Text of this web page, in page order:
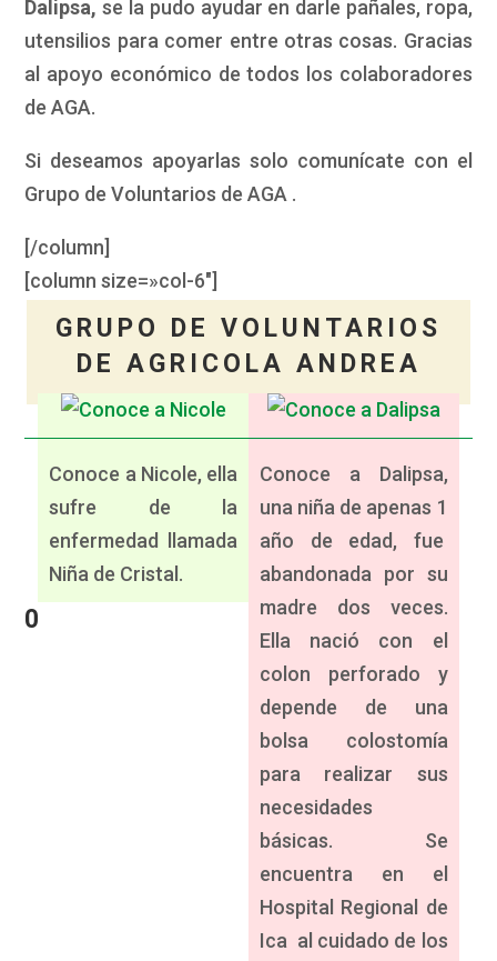
Dalipsa,se la pudo ayudar en darle pañales, ropa,
utensilios para comer entre otras cosas. Gracias
al apoyo económico de todos los colaboradores
de AGA.
Si deseamos apoyarlas solo comunícate con el
Grupo de Voluntarios de AGA .
[/column]
[column size=»col-6″]
GRUPO DE VOLUNTARIOS
DE AGRICOLA ANDREA
Conoce a Nicole, ella
sufre de la
enfermedad llamada
Niña de Cristal.
Conoce a Dalipsa,
una niña de apenas 1
año de edad, fue
abandonada por su
madre dos veces.
Ella nació con el
colon perforado y
depende de una
bolsa colostomía
para realizar sus
necesidades
básicas. Se
encuentra en el
Hospital Regional de
Ica al cuidado de los
0